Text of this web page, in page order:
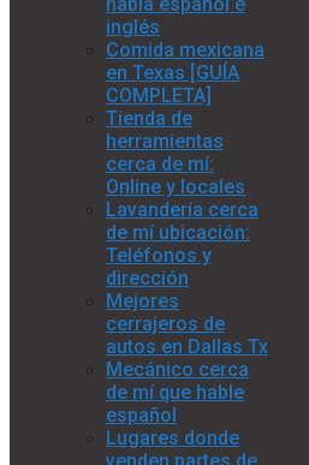
inglés
Comida mexicana
en Texas [GUÍA
COMPLETA]
Tienda de
herramientas
cerca de mí:
Online y locales
Lavandería cerca
de mí ubicación:
Teléfonos y
dirección
Mejores
cerrajeros de
autos en Dallas Tx
Mecánico cerca
de mí que hable
español
Lugares donde